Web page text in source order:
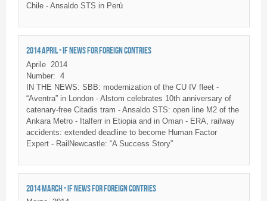
Chile - Ansaldo STS in Perù
2014 APRIL - IF NEWS FOR FOREIGN CONTRIES
Aprile
2014
Number: 4
IN THE NEWS: SBB: modernization of the CU IV fleet -
“Aventra” in London - Alstom celebrates 10th anniversary of
catenary-free Citadis tram - Ansaldo STS: open line M2 of the
Ankara Metro - Italferr in Etiopia and in Oman - ERA, railway
accidents: extended deadline to become Human Factor
Expert - RailNewcastle: “A Success Story”
2014 MARCH - IF NEWS FOR FOREIGN CONTRIES